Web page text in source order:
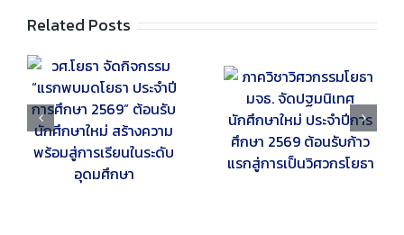
Related Posts
ภาควิชาวิศวกรรม
โยธา มจธ. จัด
ปฐมนิเทศนักศึกษา
ใหม่ ประจำปีการศึกษา
2569 ต้อนรับก้าวแรก
สู่การเป็นวิศวกรโยธา
กิจกรรม “ปลดไทด์ใส่
ช็อป ปลดช็อปใส่เชิ้ต
2569” สานสัมพันธ์รุ่น
พี่–รุ่นน้อง สร้าง
ความภาคภูมิใจใน
วิชาชีพ